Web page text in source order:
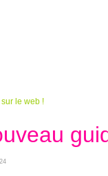
le web !